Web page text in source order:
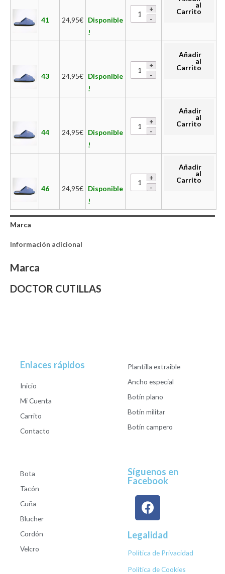
41 24,95€ Disponible
!
al
Carrito
43 24,95€ Disponible
!
Añadir
al
Carrito
44 24,95€ Disponible
!
Añadir
al
Carrito
46 24,95€ Disponible
!
Añadir
al
Carrito
Marca
Información adicional
Marca
DOCTOR CUTILLAS
Enlaces rápidos
Inicio
Mi Cuenta
Carrito
Contacto
Plantilla extraible
Ancho especial
Botín plano
Botín militar
Botín campero
Bota
Tacón
Cuña
Blucher
Cordón
Velcro
Síguenos en
Facebook
Legalidad
Política de Privacidad
Política de Cookies